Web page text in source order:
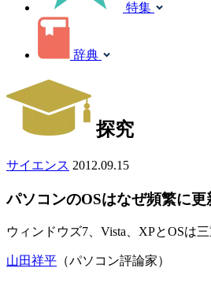
特集
辞典
探究
サイエンス 2012.09.15
パソコンのOSはなぜ頻繁に
ウィンドウズ7、Vista、XPとOSは
山田祥平 （パソコン評論家）